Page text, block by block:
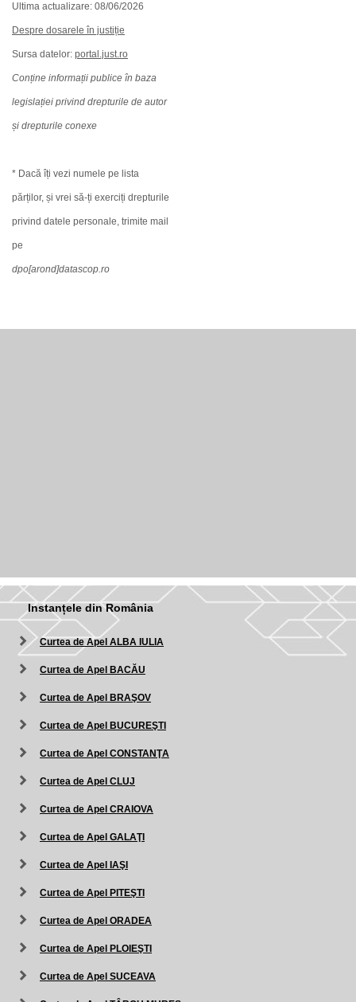
Ultima actualizare: 08/06/2026
Despre dosarele în justiție
Sursa datelor: portal.just.ro
Conține informații publice în baza
legislației privind drepturile de autor
și drepturile conexe
* Dacă îți vezi numele pe lista
părților, și vrei să-ți exerciți drepturile
privind datele personale, trimite mail
pe
dpo[arond]datascop.ro
Instanțele din România
Curtea de Apel ALBA IULIA
Curtea de Apel BACĂU
Curtea de Apel BRAŞOV
Curtea de Apel BUCUREŞTI
Curtea de Apel CONSTANŢA
Curtea de Apel CLUJ
Curtea de Apel CRAIOVA
Curtea de Apel GALAŢI
Curtea de Apel IAŞI
Curtea de Apel PITEŞTI
Curtea de Apel ORADEA
Curtea de Apel PLOIEŞTI
Curtea de Apel SUCEAVA